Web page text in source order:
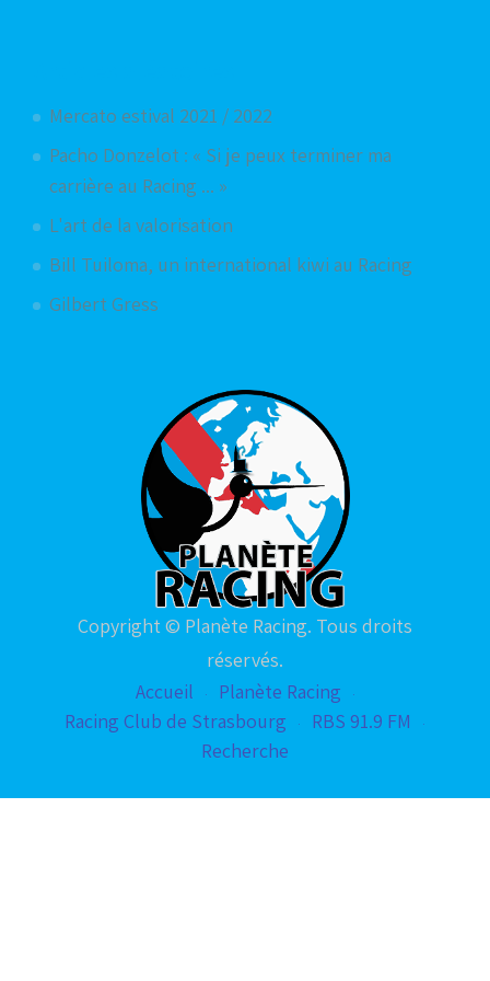
Mercato estival 2021 / 2022
Pacho Donzelot : « Si je peux terminer ma
carrière au Racing ... »
L'art de la valorisation
Bill Tuiloma, un international kiwi au Racing
Gilbert Gress
Copyright © Planète Racing. Tous droits
réservés.
Accueil
Planète Racing
Racing Club de Strasbourg
RBS 91.9 FM
Recherche